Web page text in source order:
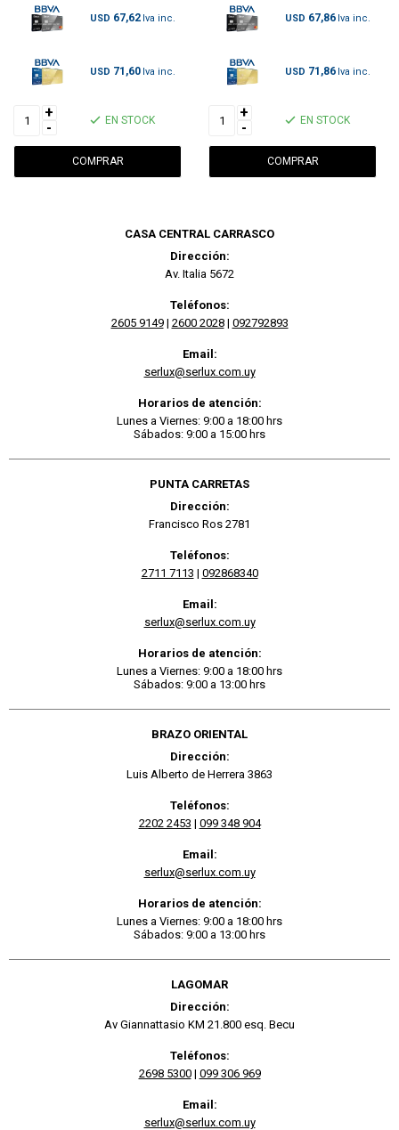
USD 67,62
USD 71,60
+
-
EN STOCK
USD 67,86
USD 71,86
+
-
EN STOCK
CASA CENTRAL CARRASCO
Dirección:
Av. Italia 5672
Teléfonos:
2605 9149| 2600 2028| 092792893
Email:
serlux@serlux.com.uy
Horarios de atención:
Lunes a Viernes: 9:00 a 18:00 hrs
Sábados: 9:00 a 15:00 hrs
PUNTA CARRETAS
Dirección:
Francisco Ros 2781
Teléfonos:
2711 7113 | 092868340
Email:
serlux@serlux.com.uy
Horarios de atención:
Lunes a Viernes: 9:00 a 18:00 hrs
Sábados: 9:00 a 13:00 hrs
BRAZO ORIENTAL
Dirección:
Luis Alberto de Herrera 3863
Teléfonos:
2202 2453 | 099 348 904
Email:
serlux@serlux.com.uy
Horarios de atención:
Lunes a Viernes: 9:00 a 18:00 hrs
Sábados: 9:00 a 13:00 hrs
LAGOMAR
Dirección:
Av Giannattasio KM 21.800 esq. Becu
Teléfonos:
2698 5300| 099 306 969
Email:
serlux@serlux.com.uy